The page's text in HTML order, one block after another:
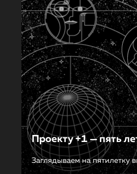
Проекту +1 — пять
Заглядываем на пятилетку